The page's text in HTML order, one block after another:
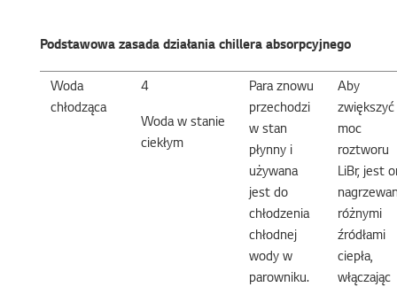
Podstawowa zasada działania chillera absorpcyjnego
Woda
chłodząca
4
Woda w stanie
ciekłym
Para znowu
przechodzi
w stan
płynny i
używana
jest do
chłodzenia
chłodnej
wody w
parowniku.
Aby
zwiększyć
moc
roztworu
LiBr, jest
różnymi
źródłami
ciepła,
włączając